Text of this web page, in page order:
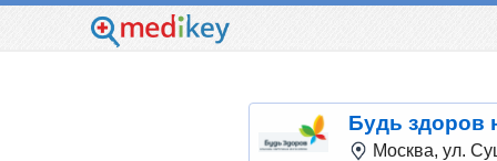
Будь здоров
Москва, ул.